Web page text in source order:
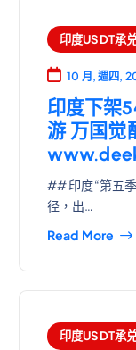
印度USDT承
10 月, 週四,
印度下架
游 万国觉
## 印度“第五
径，出…
Read More
印度USDT承